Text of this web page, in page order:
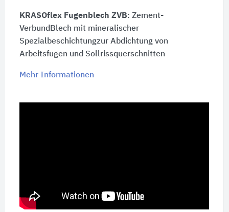
KRASOflex Fugenblech ZVB: Zement-
VerbundBlech mit mineralischer
Spezialbeschichtungzur Abdichtung von
Arbeitsfugen und Sollrissquerschnitten
Mehr Informationen